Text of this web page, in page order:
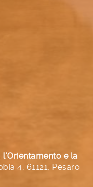
l'Orientamento e la
4, 61121, Pesaro